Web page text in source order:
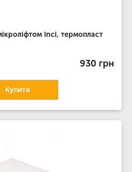
Inci, термопласт
930 грн
Купити